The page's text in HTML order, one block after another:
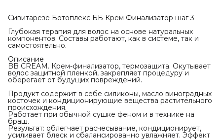
Сивитарезе Ботоплекс ББ Крем Финализатор шаг 3
Глубокая терапия для волос на основе натуральных
компонентов. Составы работают, как в системе, так и
самостоятельно.
Описание
BB CREAM. Крем-финализатор, термозащита. Окутывает
волос защитной пленкой, закрепляет процедуру и
оберегает от будущих повреждений.
Продукт содержит в себе силиконы, масло виноградных
косточек и кондиционирующие вещества растительного
происхождения.
Работает при обычной сушке феном и в технике на
браш.
Результат: облегчает расчесывание, кондиционирует,
усиливает блеск и сбалансированно увлажняет. Эффект